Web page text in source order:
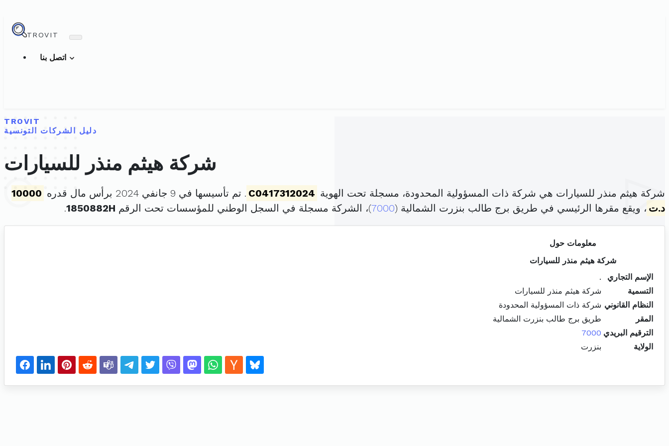
TROVIT
TROVIT
دليل الشركات التونسية
شركة هيثم منذر للسيارات
شركة هيثم منذر للسيارات هي شركة ذات المسؤولية المحدودة، مسجلة تحت الهوية C0417312024 . تم تأسيسها في 9 جانفي 2024 برأس مال قدره
10000
د.ت ، ويقع مقرها الرئيسي في طريق برج طالب بنزرت الشمالية (7000)، الشركة مسجلة في السجل الوطني للمؤسسات تحت الرقم 1850882H
.
معلومات حول
شركة هيثم منذر للسيارات
الإسم التجاري
.
التسمية
شركة هيثم منذر للسيارات
النظام القانوني شركة ذات المسؤولية المحدودة
المقر
طريق برج طالب بنزرت الشمالية
الترقيم البريدي 7000
الولاية
بنزرت